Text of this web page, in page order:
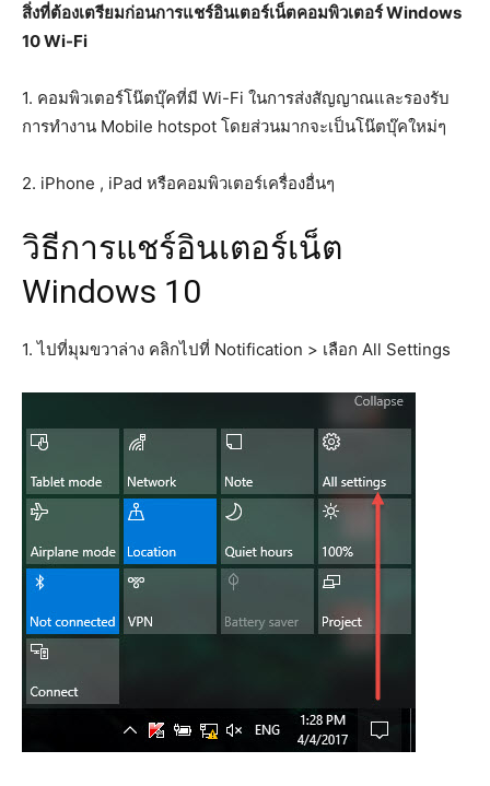
สิ่งที่ต้องเตรียมก่อนการแชร์อินเตอร์เน็ตคอมพิวเตอร์ Windows
10 Wi-Fi
1. คอมพิวเตอร์โน๊ตบุ๊คที่มี Wi-Fi ในการส่งสัญญาณและรองรับ
การทำงาน Mobile hotspot โดยส่วนมากจะเป็นโน๊ตบุ๊คใหม่ๆ
2. iPhone , iPad หรือคอมพิวเตอร์เครื่องอื่นๆ
วิธีการแชร์อินเตอร์เน็ต
Windows 10
1. ไปที่มุมขวาล่าง คลิกไปที่ Notification > เลือก All Settings